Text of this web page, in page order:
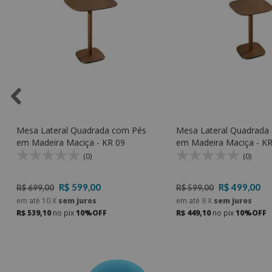
Mesa Lateral Quadrada com Pés
em Madeira Maciça - KR 09
(0)
R$ 699,00 R$ 599,00
em até 10X sem juros
R$ 539,10no pix10%OFF
Mesa Lateral
em Madeira Maciça -
(0)
R$ 599,00 R$ 499,00
em até 9X sem juros
R$ 449,10no pix10%OFF